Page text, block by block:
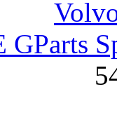
GParts